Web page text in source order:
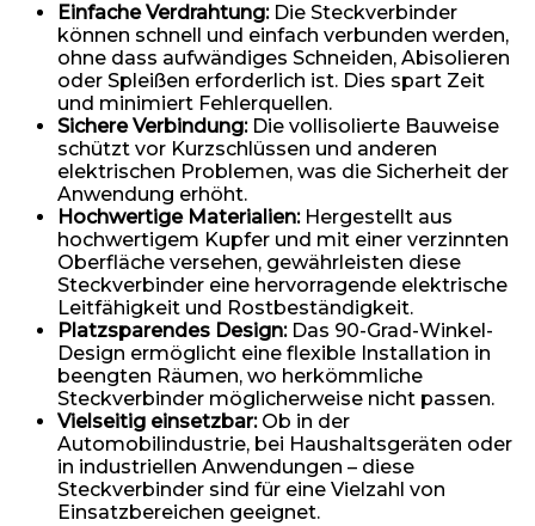
Einfache Verdrahtung:Die Steckverbinder
können schnell und einfach verbunden werden,
ohne dass aufwändiges Schneiden, Abisolieren
oder Spleißen erforderlich ist. Dies spart Zeit
und minimiert Fehlerquellen.
Sichere Verbindung:Die vollisolierte Bauweise
schützt vor Kurzschlüssen und anderen
elektrischen Problemen, was die Sicherheit der
Anwendung erhöht.
Hochwertige Materialien:Hergestellt aus
hochwertigem Kupfer und mit einer verzinnten
Oberfläche versehen, gewährleisten diese
Steckverbinder eine hervorragende elektrische
Leitfähigkeit und Rostbeständigkeit.
Platzsparendes Design:Das 90-Grad-Winkel-
Design ermöglicht eine flexible Installation in
beengten Räumen, wo herkömmliche
Steckverbinder möglicherweise nicht passen.
Vielseitig einsetzbar:Ob in der
Automobilindustrie, bei Haushaltsgeräten oder
in industriellen Anwendungen – diese
Steckverbinder sind für eine Vielzahl von
Einsatzbereichen geeignet.